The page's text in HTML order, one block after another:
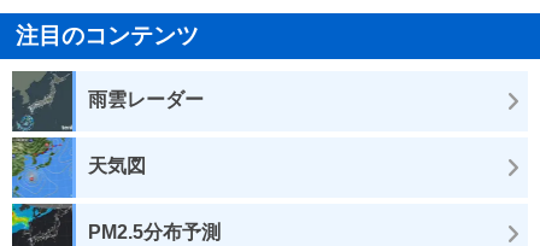
注目のコンテンツ
雨雲レーダー
天気図
PM2.5分布予測